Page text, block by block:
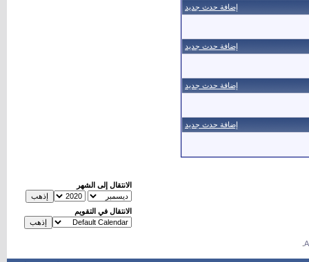
إضافة حدث جديد
إضافة حدث جديد
إضافة حدث جديد
إضافة حدث جديد
الانتقال إلى الشهر
الانتقال في التقويم